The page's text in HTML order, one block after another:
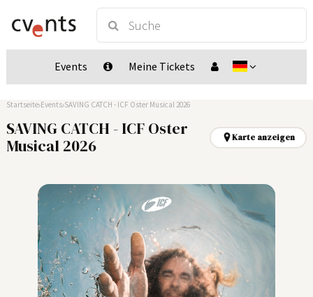
Events Meine Tickets
Startseite Events SAVING CATCH - ICF Oster Musical 2026
SAVING CATCH - ICF Oster
Musical 2026
Karte anzeigen